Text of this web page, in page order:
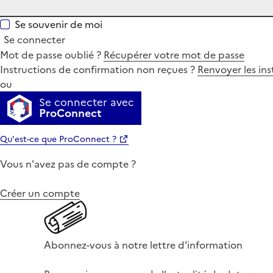
Se souvenir de moi
Se connecter
Mot de passe oublié ? Récupérer votre mot de passe
Instructions de confirmation non reçues ? Renvoyer les
ou
Se connecter avec
ProConnect
Qu'est-ce que ProConnect ?
Vous n'avez pas de compte ?
Créer un compte
Abonnez-vous à notre lettre d'information